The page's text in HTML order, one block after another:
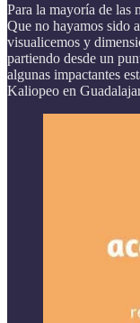
Para la mayoría de las
Que no hayamos sido
visualicemos y
partiendo desde un
algunas impactantes
Kaliopeo en